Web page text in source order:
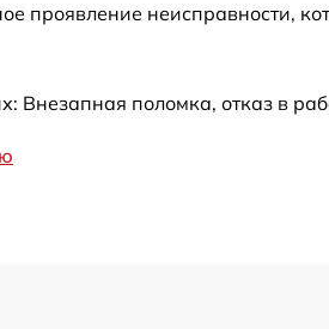
проявление неисправности,
Внезапная поломка, отказ в